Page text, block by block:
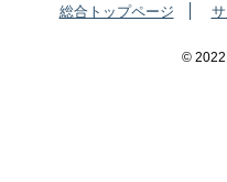
総合トップページ
©️ 2022